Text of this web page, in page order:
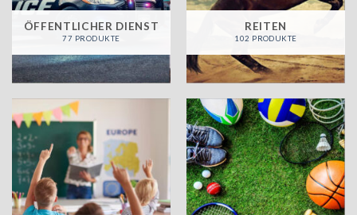
ÖFFENTLICHER DIENST
77 PRODUKTE
REITEN
102 PRODUKTE